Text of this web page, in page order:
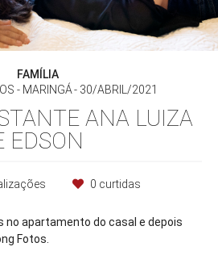
FAMÍLIA
- MARINGÁ
30/ABRIL/2021
ANA LUIZA
EDSON
0 curtidas
apartamento do casal e depois
Fotos.